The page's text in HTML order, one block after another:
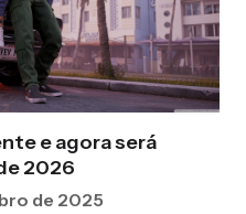
e agora será
2026
de 2025